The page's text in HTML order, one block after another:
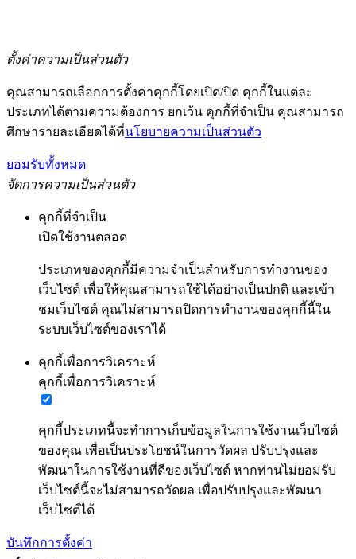
ตั้งค่าความเป็นส่วนตัว
คุณสามารถเลือกการตั้งค่าคุกกี้โดยเปิด/ปิด คุกกี้ในแต่ละ
ประเภทได้ตามความต้องการ ยกเว้น คุกกี้ที่จำเป็น คุณสามารถ
ศึกษารายละเอียดได้ที่นโยบายความเป็นส่วนตัว
ยอมรับทั้งหมด
จัดการความเป็นส่วนตัว
คุกกี้ที่จำเป็น
เปิดใช้งานตลอด
ประเภทของคุกกี้มีความจำเป็นสำหรับการทำงานของ
เว็บไซต์ เพื่อให้คุณสามารถใช้ได้อย่างเป็นปกติ และเข้า
ชมเว็บไซต์ คุณไม่สามารถปิดการทำงานของคุกกี้นี้ใน
ระบบเว็บไซต์ของเราได้
คุกกี้เพื่อการวิเคราะห์
คุกกี้เพื่อการวิเคราะห์
คุกกี้ประเภทนี้จะทำการเก็บข้อมูลในการใช้งานเว็บไซต์
ของคุณ เพื่อเป็นประโยชน์ในการวัดผล ปรับปรุงและ
พัฒนาในการใช้งานที่ดีของเว็บไซต์ หากท่านไม่ยอมรับ
เว็บไซต์นี้จะไม่สามารถวัดผล เพื่อปรับปรุงและพัฒนา
เว็บไซต์ได้
บันทึกการตั้งค่า